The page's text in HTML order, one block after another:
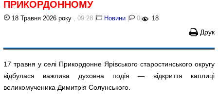
ПРИКОРДОННОМУ
18 Травня 2026 року , 09:28 | Новини | 0 | 18
Друк
17 травня у селі Прикордонне Ярівського старостинського округу
відбулася важлива духовна подія — відкриття каплиці
великомученика Димитрія Солунського.